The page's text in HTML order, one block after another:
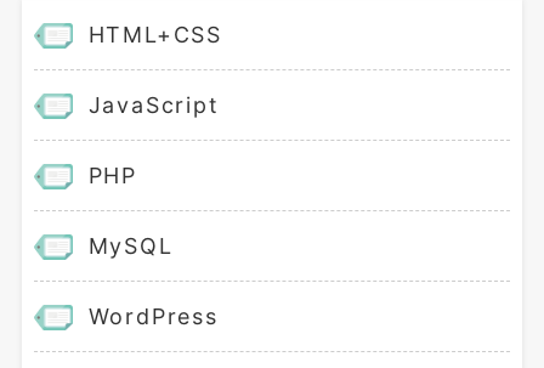
HTML+CSS
JavaScript
PHP
MySQL
WordPress